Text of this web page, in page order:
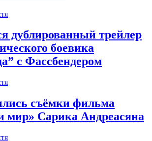
дублированный трейлер
боевика
с Фассбендером
съёмки фильма
мир» Сарика Андреасяна